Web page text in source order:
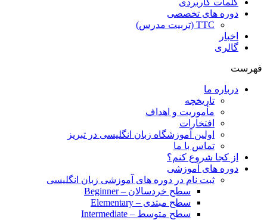
کلمات کاربردی
دوره های تخصصی
TTC (تربیت مدرس)
اخبار
گالری
فهرست
درباره ما
تاریخچه
مأموریت و اهداف
افتخارات
اولین آموزشگاه زبان انگلیسی در تبریز
تماس با ما
از کجا شروع کنم؟
دوره های آموزشی
ثبت نام در دوره های آموزشی زبان انگلیسی
سطح خردسالان – Beginner
سطح مبتدی – Elementary
سطح متوسط – Intermediate